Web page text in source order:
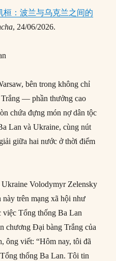
桓：波兰与乌克兰之间的
, 24/06/2026.
bên trong không chỉ
— phần thưởng cao
chứa đựng món nợ dân tộc
Lan và Ukraine, cùng nút
giữa hai nước ở thời điểm
Volodymyr Zelensky
trên mạng xã hội như
việc Tổng thống Ba Lan
chương Đại bàng Trắng của
ông viết: “Hôm nay, tôi đã
thống Ba Lan. Tôi tin